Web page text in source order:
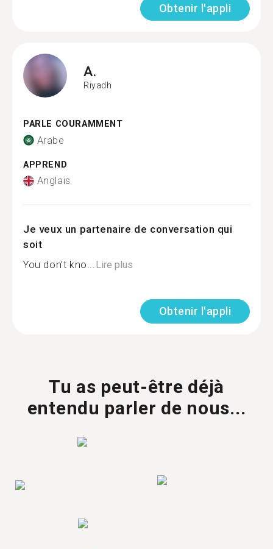
Obtenir l'appli
A.
Riyadh
PARLE COURAMMENT
Arabe
APPREND
Anglais
Je veux un partenaire de conversation qui
soit
You don’t kno...Lire plus
Obtenir l'appli
Tu as peut-être déjà
entendu parler de nous...